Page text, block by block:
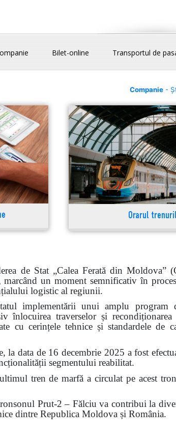
Bilet-online Transportul de
Companie-
Orarul
de Stat „Calea Ferată din
un moment semnificativ în
logistic al regiunii.
implementării unui amplu
înlocuirea traverselor și
cu cerințele tehnice și standardele
la data de 16 decembrie 2025 a fost
segmentului reabilitat.
tren de marfă a circulat pe acest
Prut-2 – Fălciu va contribui la
dintre Republica Moldova și România.